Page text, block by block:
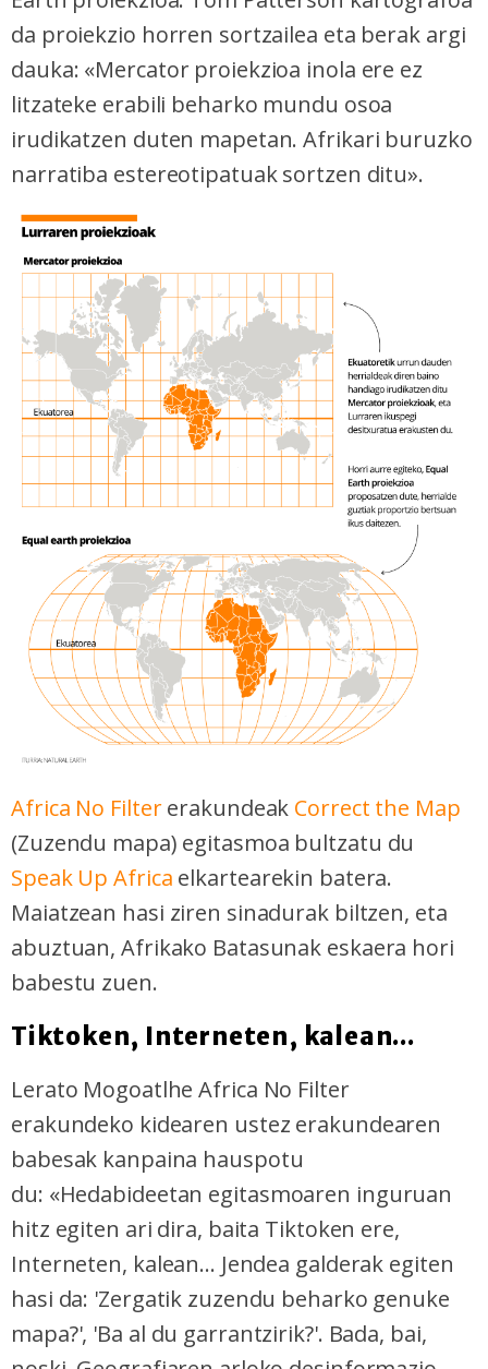
da proiekzio horren sortzailea eta berak argi
dauka: «Mercator proiekzioa inola ere ez
litzateke erabili beharko mundu osoa
irudikatzen duten mapetan.Afrikari buruzko
narratiba estereotipatuak sortzen ditu».
Africa No Filtererakundeak Correct the Map
(Zuzendu mapa) egitasmoa bultzatu du
Speak Up Africa elkartearekin batera.
Maiatzean hasi ziren sinadurak biltzen, eta
abuztuan, Afrikako Batasunak eskaera hori
babestu zuen.
Tiktoken, Interneten, kalean...
Lerato Mogoatlhe Africa No Filter
erakundeko kidearen ustez erakundearen
babesak kanpaina hauspotu
du: «Hedabideetan egitasmoaren inguruan
hitz egiten ari dira, baita Tiktoken ere,
Interneten, kalean... Jendea galderak egiten
hasi da: 'Zergatik zuzendu beharko genuke
mapa?', 'Ba al du garrantzirik?'. Bada, bai,